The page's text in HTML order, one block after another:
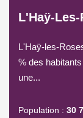
L'Haÿ-Les-
L'Haÿ-les-
% des
une...
Population : 30